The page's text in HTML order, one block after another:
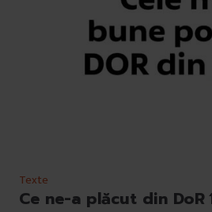
Texte
Ce ne-a plăcut din DoR